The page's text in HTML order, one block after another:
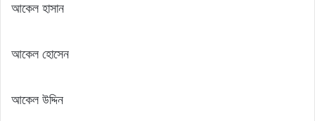
আকেল হাসান
আকেল হোসেন
আকেল উদ্দিন